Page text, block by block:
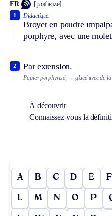
FR [pɔʀfiʀize]
Didactique.
Broyer en poudre
porphyre, avec une
1
Par extension.
2
Papier porphyrisé, → glacé avec de
À découvrir
Connaissez-vous la
A B C D E F
L M N O P